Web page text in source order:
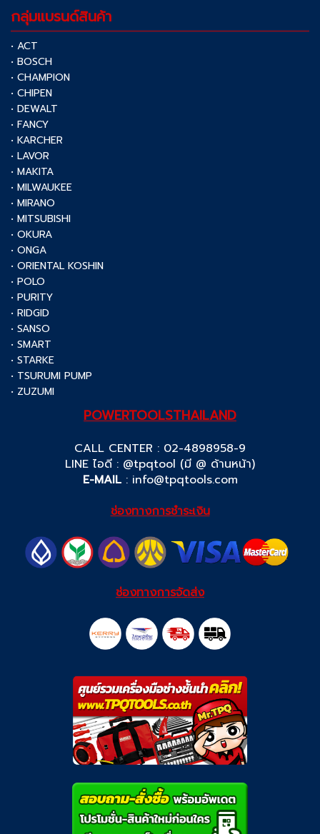
กลุ่มแบรนด์สินค้า
• ACT
• BOSCH
• CHAMPION
• CHIPEN
• DEWALT
• FANCY
• KARCHER
• LAVOR
• MAKITA
• MILWAUKEE
• MIRANO
• MITSUBISHI
• OKURA
• ONGA
• ORIENTAL KOSHIN
• POLO
• PURITY
• RIDGID
• SANSO
• SMART
• STARKE
• TSURUMI PUMP
• ZUZUMI
POWERTOOLSTHAILAND
CALL CENTER : 02-4898958-9
LINE ไอดี : @tpqtool (มี @ ด้านหน้า)
E-MAIL: info@tpqtools.com
ช่องทางการชำระเงิน
ช่องทางการจัดส่ง